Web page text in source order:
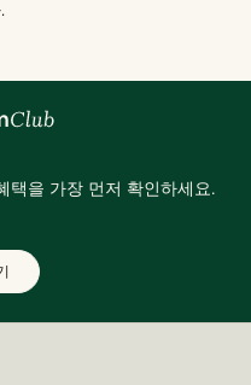
택을 가장 먼저 확인하세요.